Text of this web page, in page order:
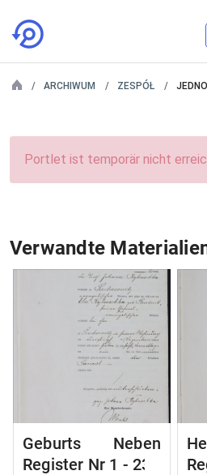
ARCHIWUM ZESPÓŁ
Portlet ist temporär nicht
Verwandte
Geburts Neben
Register Nr 1 - 236